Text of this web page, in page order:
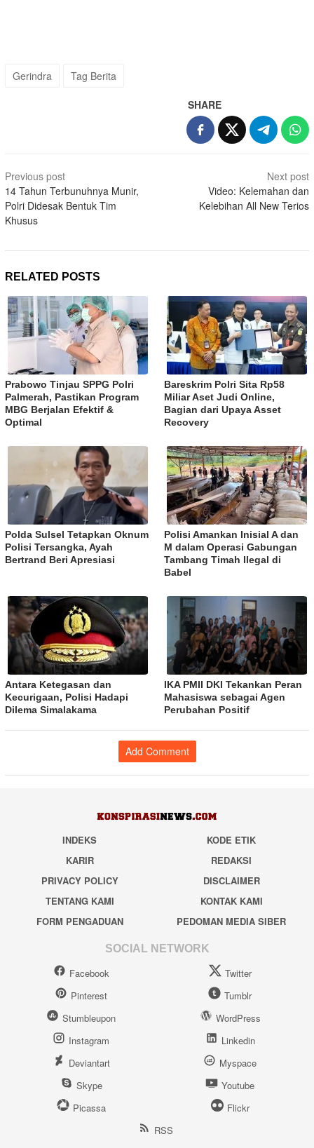
Gerindra Tag Berita
SHARE
Post
navigation
Previous post
14 Tahun Terbunuhnya Munir,
Polri Didesak Bentuk Tim
Khusus
Next post
Video: Kelemahan dan
Kelebihan All New Terios
RELATED POSTS
Prabowo Tinjau SPPG Polri
Palmerah, Pastikan Program
MBG Berjalan Efektif &
Optimal
Bareskrim Polri Sita Rp58
Miliar Aset Judi Online,
Bagian dari Upaya Asset
Recovery
Polda Sulsel Tetapkan Oknum
Polisi Tersangka, Ayah
Bertrand Beri Apresiasi
Polisi Amankan Inisial A dan
M dalam Operasi Gabungan
Tambang Timah Ilegal di
Babel
Antara Ketegasan dan
Kecurigaan, Polisi Hadapi
Dilema Simalakama
IKA PMII DKI Tekankan Peran
Mahasiswa sebagai Agen
Perubahan Positif
Add Comment
INDEKS
KODE ETIK
KARIR
REDAKSI
PRIVACY POLICY
DISCLAIMER
TENTANG KAMI
KONTAK KAMI
FORM PENGADUAN
PEDOMAN MEDIA SIBER
SOCIAL NETWORK
Facebook
Twitter
Pinterest
Tumblr
Stumbleupon
WordPress
Instagram
Linkedin
Deviantart
Myspace
Skype
Youtube
Picassa
Flickr
RSS